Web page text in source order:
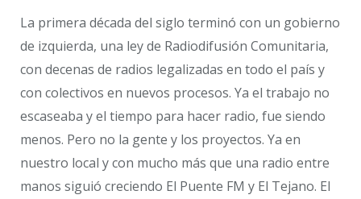
La primera década del siglo terminó con un gobierno
de izquierda, una ley de Radiodifusión Comunitaria,
con decenas de radios legalizadas en todo el país y
con colectivos en nuevos procesos. Ya el trabajo no
escaseaba y el tiempo para hacer radio, fue siendo
menos. Pero no la gente y los proyectos. Ya en
nuestro local y con mucho más que una radio entre
manos siguió creciendo El Puente FM y El Tejano. El